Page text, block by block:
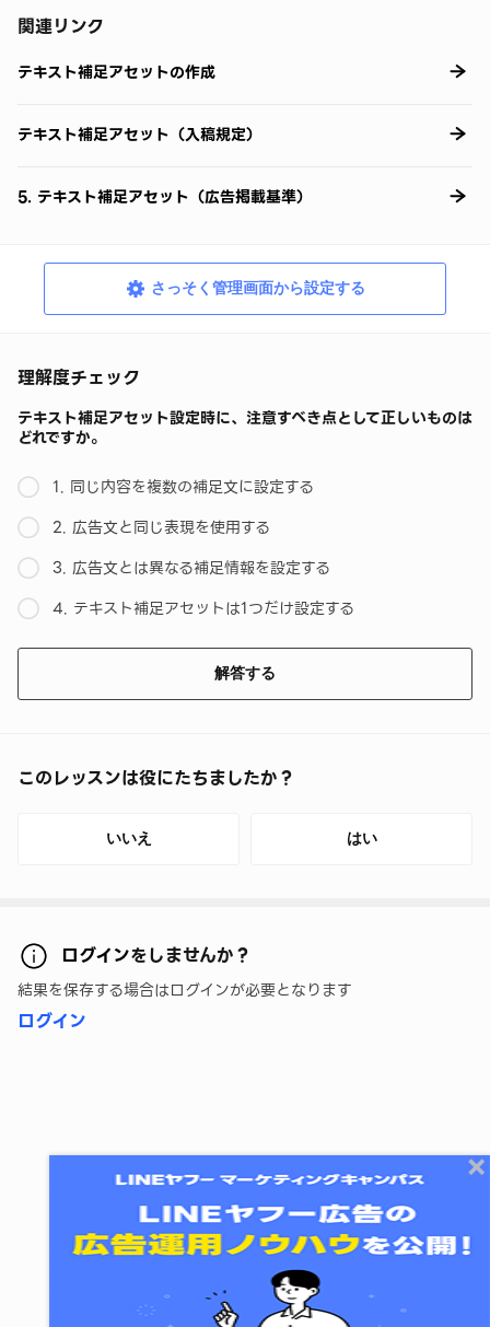
関連リンク
テキスト補足アセットの作成
テキスト補足アセット（入稿規定）
5. テキスト補足アセット（広告掲載基準）
さっそく管理画面から設定する
理解度チェック
テキスト補足アセット設定時に、注意すべき点として正しいものは
どれですか。
1. 同じ内容を複数の補足文に設定する
2. 広告文と同じ表現を使用する
3. 広告文とは異なる補足情報を設定する
4. テキスト補足アセットは1つだけ設定する
解答する
このレッスンは役にたちましたか？
いいえ はい
ログインをしませんか？
結果を保存する場合はログインが必要となります
ログイン